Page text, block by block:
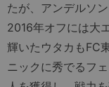
たが、アンデルソ
2016年オフには大
輝いたウタカもFC
ニックに秀でるフ